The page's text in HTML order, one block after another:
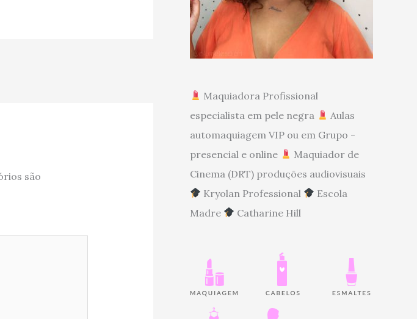
são
Maquiadora Profissional
especialista em pele negra
Aulas
automaquiagem VIP ou em Grupo -
presencial e online
Maquiador de
Cinema (DRT) produções audiovisuais
Kryolan Professional
Escola
Madre
Catharine Hill